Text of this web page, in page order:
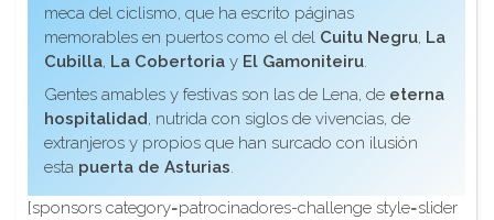
meca del ciclismo, que ha escrito páginas
memorables en puertos como el del Cuitu Negru, La
Cubilla, La Cobertoria y El Gamoniteiru.
Gentes amables y festivas son las de Lena, de eterna
hospitalidad, nutrida con siglos de vivencias, de
extranjeros y propios que han surcado con ilusión
esta puerta de Asturias
[sponsors category=patrocinadores-challenge style=slider